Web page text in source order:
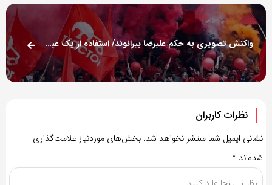
واکنش تصویری به حکم علیرضا بیرانوند/ استفاده از یک عبارت معنادار برای گلر تراکتور +عکس
نظرات کاربران
نشانی ایمیل شما منتشر نخواهد شد. بخش‌های موردنیاز علامت‌گذاری
شده‌اند *